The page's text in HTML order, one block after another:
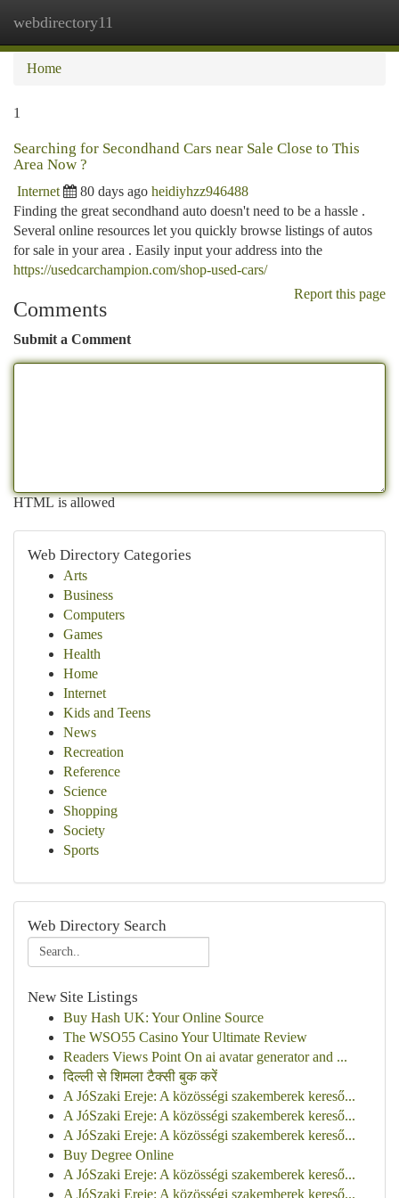
webdirectory11
Home
1
Searching for Secondhand Cars near Sale Close to This
Area Now ?
Internet 80 days ago heidiyhzz946488
Finding the great secondhand auto doesn't need to be a hassle .
Several online resources let you quickly browse listings of autos
for sale in your area . Easily input your address into the
https://usedcarchampion.com/shop-used-cars/
Report this page
Comments
Submit a Comment
HTML is allowed
Web Directory Categories
Arts
Business
Computers
Games
Health
Home
Internet
Kids and Teens
News
Recreation
Reference
Science
Shopping
Society
Sports
Web Directory Search
New Site Listings
Buy Hash UK: Your Online Source
The WSO55 Casino Your Ultimate Review
Readers Views Point On ai avatar generator and ...
दिल्ली से शिमला टैक्सी बुक करें
A JóSzaki Ereje: A közösségi szakemberek kereső...
A JóSzaki Ereje: A közösségi szakemberek kereső...
A JóSzaki Ereje: A közösségi szakemberek kereső...
Buy Degree Online
A JóSzaki Ereje: A közösségi szakemberek kereső...
A JóSzaki Ereje: A közösségi szakemberek kereső...